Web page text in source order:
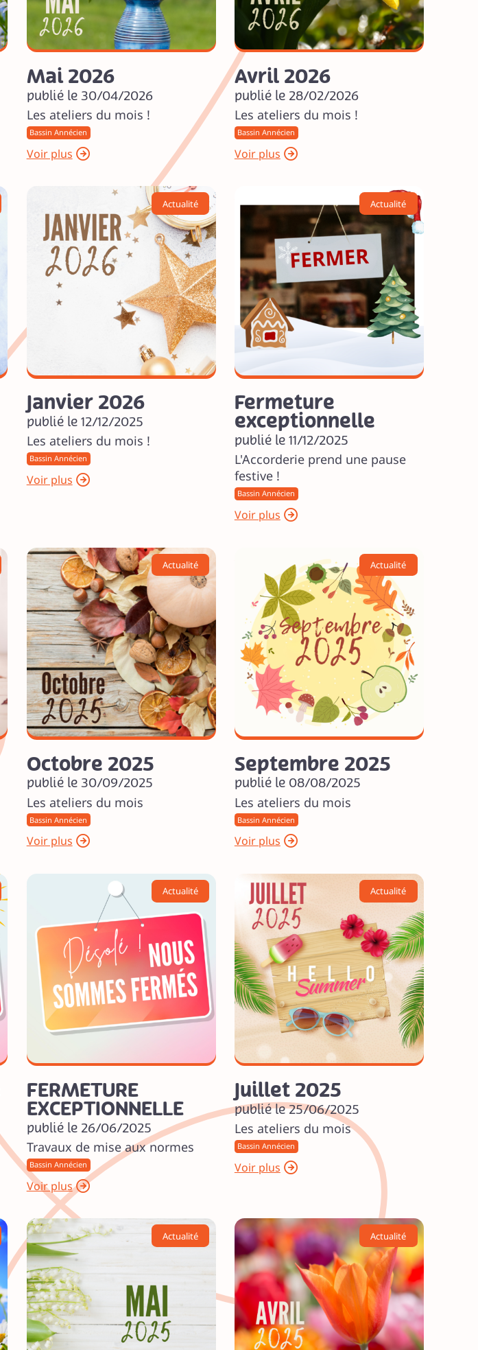
Mai 2026
publié le 30/04/2026
Les ateliers du mois !
Bassin Annécien
Voir plus
Avril 2026
publié le 28/02/2026
Les ateliers du mois !
Bassin Annécien
Voir plus
Actualité
Janvier 2026
publié le 12/12/2025
Les ateliers du mois !
Bassin Annécien
Voir plus
Actualité
Fermeture
exceptionnelle
publié le 11/12/2025
L'Accorderie prend une pause
festive !
Bassin Annécien
Voir plus
Actualité
Octobre 2025
publié le 30/09/2025
Les ateliers du mois
Bassin Annécien
Voir plus
Actualité
Septembre 2025
publié le 08/08/2025
Les ateliers du mois
Bassin Annécien
Voir plus
Actualité
FERMETURE
EXCEPTIONNELLE
publié le 26/06/2025
Travaux de mise aux normes
Bassin Annécien
Voir plus
Actualité
Juillet 2025
publié le 25/06/2025
Les ateliers du mois
Bassin Annécien
Voir plus
Actualité Actualité